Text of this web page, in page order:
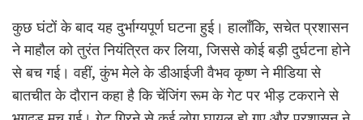
कुछ घंटों के बाद यह दुर्भाग्यपूर्ण घटना हुई। हालाँकि, सचेत प्रशासन
ने माहौल को तुरंत नियंत्रित कर लिया, जिससे कोई बड़ी दुर्घटना होने
से बच गई। वहीं, कुंभ मेले के डीआईजी वैभव कृष्ण ने मीडिया से
बातचीत के दौरान कहा है कि चेंजिंग रूम के गेट पर भीड़ टकराने से